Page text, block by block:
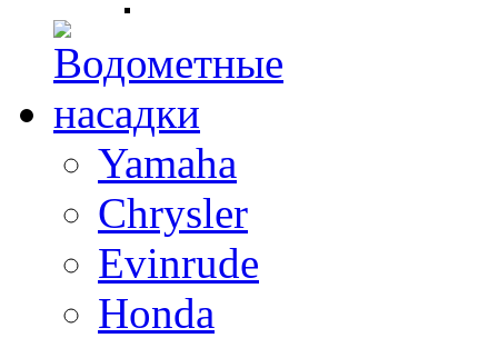
Yamaha
Chrysler
Evinrude
Honda